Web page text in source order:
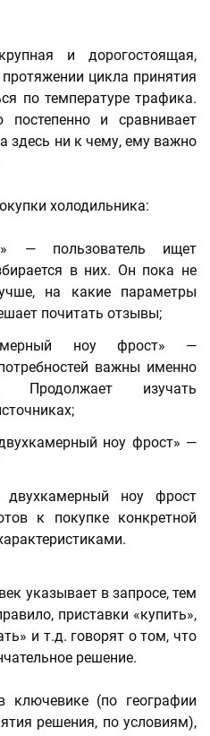
и дорогостоящая,
цикла принятия
по температуре трафика.
и сравнивает
здесь ни к чему, ему важно
холодильника:
— пользователь ищет
в них. Он пока не
на какие параметры
почитать отзывы;
ноу фрост» —
важны именно
Продолжает изучать
ноу фрост» —
двухкамерный ноу фрост
к покупке конкретной
указывает в запросе, тем
приставки «купить»,
и т.д. говорят о том, что
решение.
ключевике (по географии
решения, по условиям),